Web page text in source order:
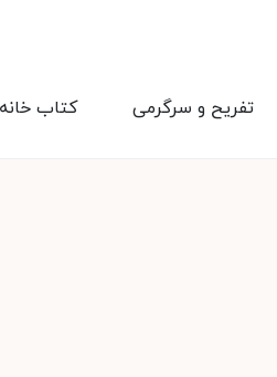
کتاب خانه تفریح و سرگرمی